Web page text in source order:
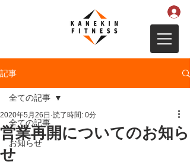
記事
全ての記事
お知らせ
全ての記事
営業再開についてのお知ら
せ
2020年5月26日 読了時間: 0分